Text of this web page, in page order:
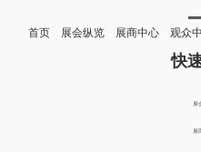
首页 展会纵览 展商中心 观众
快
展
展